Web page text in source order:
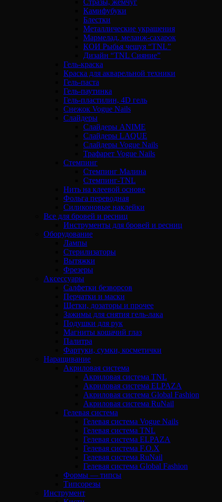
Стразы, жемчуг
Камифубуки
Блестки
Металлические украшения
Мармелад, меланж-сахарок
КОИ Рыбья чешуя “TNL”
Дизайн “TNL Сияние”
Гель-краска
Краска для акварельной техники
Гель-паста
Гель-паутинка
Гель-пластилин, 4D гель
Снежок Vogue Nails
Слайдеры
Слайдеры ANIME
Слайдеры LAQUE
Слайдеры Vogue Nails
Трафарет Vogue Nails
Стемпинг
Стемпинг Малина
Стемпинг-TNL
Нить на клеевой основе
Фольга переводная
Силиконовые наклейки
Все для бровей и ресниц
Инструменты для бровей и ресниц
Оборудование
Лампы
Стерилизаторы
Вытяжки
Фрезеры
Аксессуары
Салфетки безворсов
Перчатки и маски
Щетки, дозаторы и прочее
Зажимы для снятия гель-лака
Подушки для рук
Магниты кошачий глаз
Палитра
Фартуки, сумки, косметички
Наращивание
Акриловая система
Акриловая система TNL
Акриловая система ELPAZA
Акриловая система Global Fashion
Акриловая система RuNail
Гелевая система
Гелевая система Vogue Nails
Гелевая система TNL
Гелевая система ELPAZA
Гелевая система F.O.X
Гелевая система RuNail
Гелевая система Global Fashion
Формы — типсы
Типсорезы
Инструмент